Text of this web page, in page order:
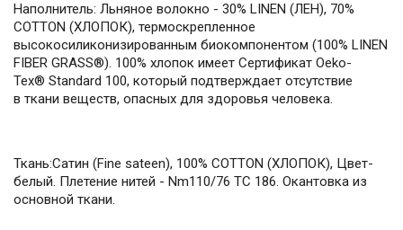
Наполнитель: Льняное волокно - 30% LINEN (ЛЕН), 70%
COTТON (ХЛОПОК), термоскрепленное
высокосиликонизированным биокомпонентом (100% LINEN
FIBER GRASS®). 100% хлопок имеет Сертификат Oeko-
Tex® Standard 100, который подтверждает отсутствие
в ткани веществ, опасных для здоровья человека.
Ткань:Сатин (Fine sateen), 100% COTТON (ХЛОПОК), Цвет-
белый. Плетение нитей - Nm110/76 TC 186. Окантовка из
основной ткани.